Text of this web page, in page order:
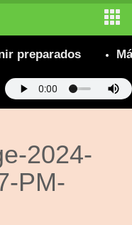
preparados
2024-
PM-